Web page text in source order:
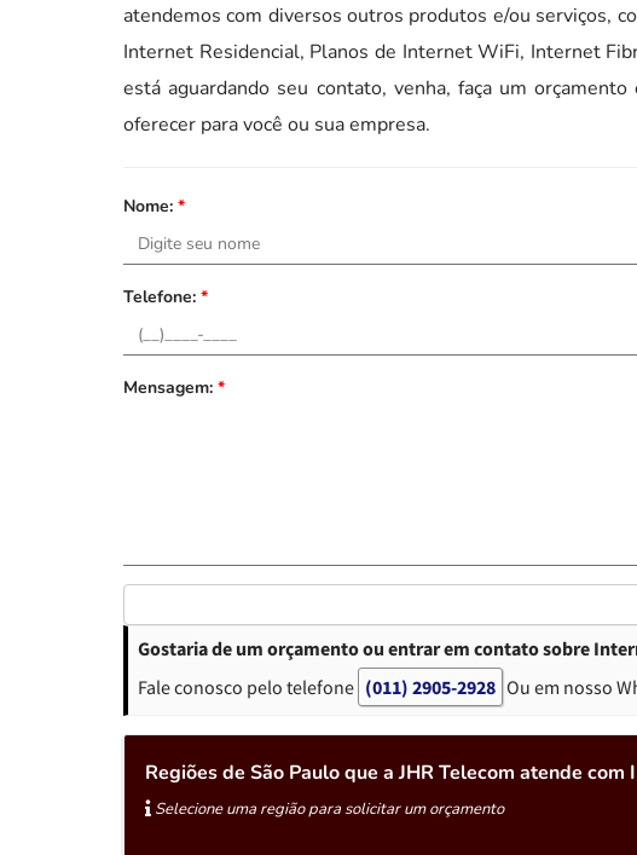
atendemos com diversos outros produtos e/ou serviços,
Internet Residencial, Planos de Internet WiFi, Internet
está aguardando seu contato, venha, faça um
oferecer para você ou sua empresa.
Nome: *
Telefone: *
Mensagem: *
Gostaria de um orçamento ou entrar em contato sobre
Fale conosco pelo telefone (011) 2905-2928 Ou em nosso
Regiões de São Paulo que a JHR Telecom atende
Selecione uma região para solicitar um orçamento